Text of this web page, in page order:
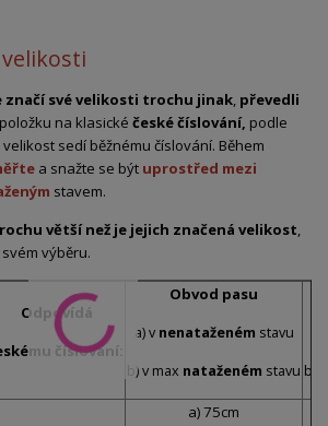
značí své velikosti trochu jinak převedli
na klasické české číslování, podle
sedí běžnému číslování. Během
a snažte se být uprostřed mezi
stavem.
větší než je jejich značená velikost
výběru.
Odpovídá
číslování:
Obvod pasu
a) v nenataženém stavu
b) v max nataženém stavu b)
a) 75cm